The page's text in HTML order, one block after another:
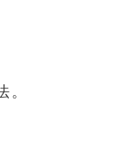
。